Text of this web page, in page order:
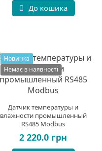
До кошика
Новинка
Немає в наявності
Датчик температуры и
влажности промышленный
RS485 Modbus
2 220.0 грн